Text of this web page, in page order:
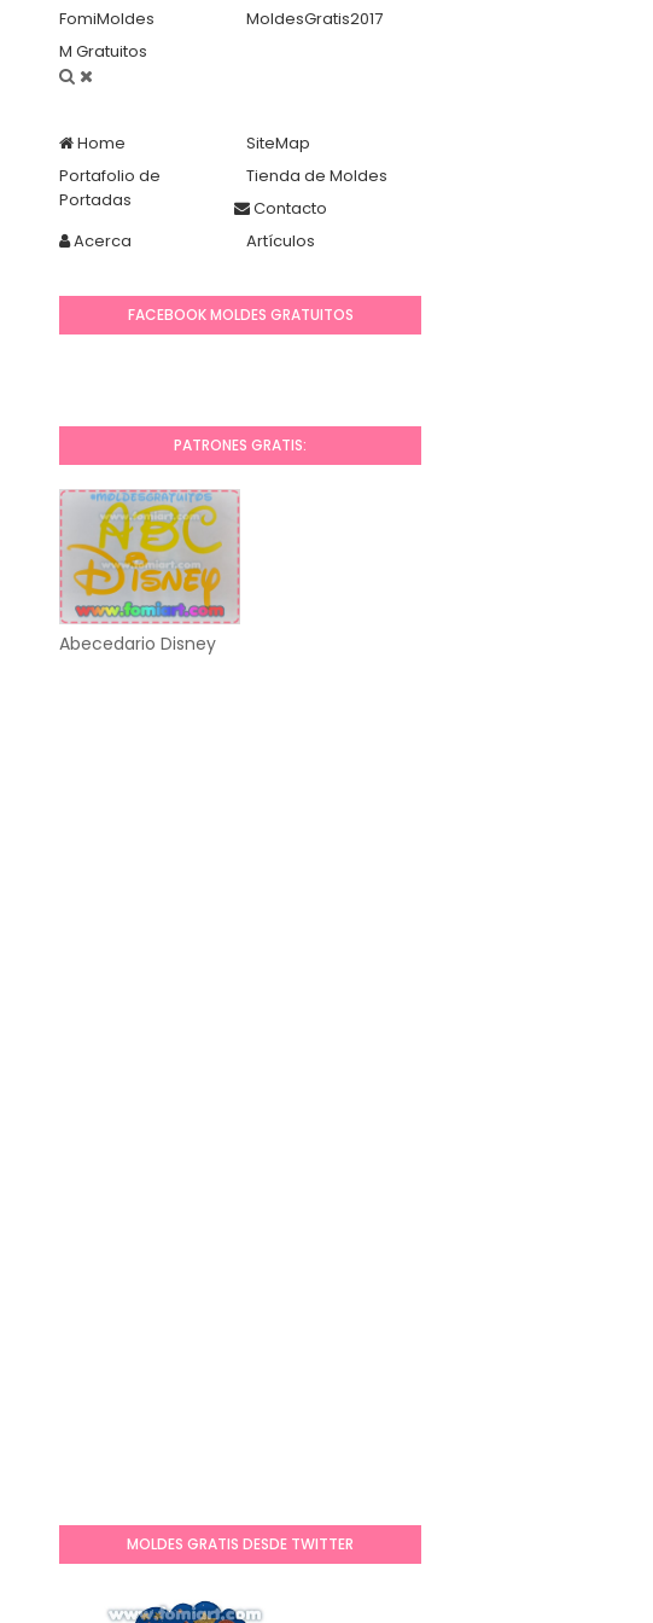
FomiMoldes
MoldesGratis2017
M Gratuitos
Home
SiteMap
Portafolio de
Portadas
Tienda de Moldes
Contacto
Artículos
Acerca
FACEBOOK MOLDES GRATUITOS
PATRONES GRATIS:
Abecedario Disney
MOLDES GRATIS DESDE TWITTER